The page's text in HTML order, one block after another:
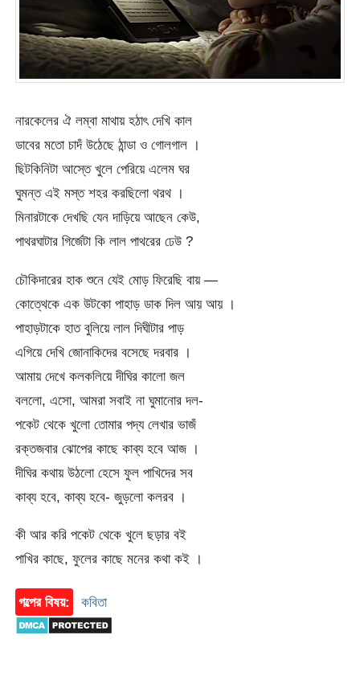
নারকেলের ঐ লম্বা মাথায় হঠাৎ দেখি কাল
ডাবের মতো চাদঁ উঠেছে ঠান্ডা ও গোলগাল ।
ছিটকিনিটা আস্তে খুলে পেরিয়ে এলেম ঘর
ঘুমন্ত এই মস্ত শহর করছিলো থরথ ।
মিনারটাকে দেখছি যেন দাড়িয়ে আছেন কেউ,
পাথরঘাটার গির্জেটা কি লাল পাথরের ঢেউ ?
চৌকিদারের হাক শুনে যেই মোড় ফিরেছি বায় —
কোত্থেকে এক উটকো পাহাড় ডাক দিল আয় আয় ।
পাহাড়টাকে হাত বুলিয়ে লাল দিঘীটার পাড়
এগিয়ে দেখি জোনাকিদের বসেছে দরবার ।
আমায় দেখে কলকলিয়ে দীঘির কালো জল
বললো, এসো, আমরা সবাই না ঘুমানোর দল-
পকেট থেকে খুলো তোমার পদ্য লেখার ভাজঁ
রক্তজবার ঝোপের কাছে কাব্য হবে আজ ।
দীঘির কথায় উঠলো হেসে ফুল পাখিদের সব
কাব্য হবে, কাব্য হবে- জুড়লো কলরব ।
কী আর করি পকেট থেকে খুলে ছড়ার বই
পাখির কাছে, ফুলের কাছে মনের কথা কই ।
গল্পের বিষয়: কবিতা